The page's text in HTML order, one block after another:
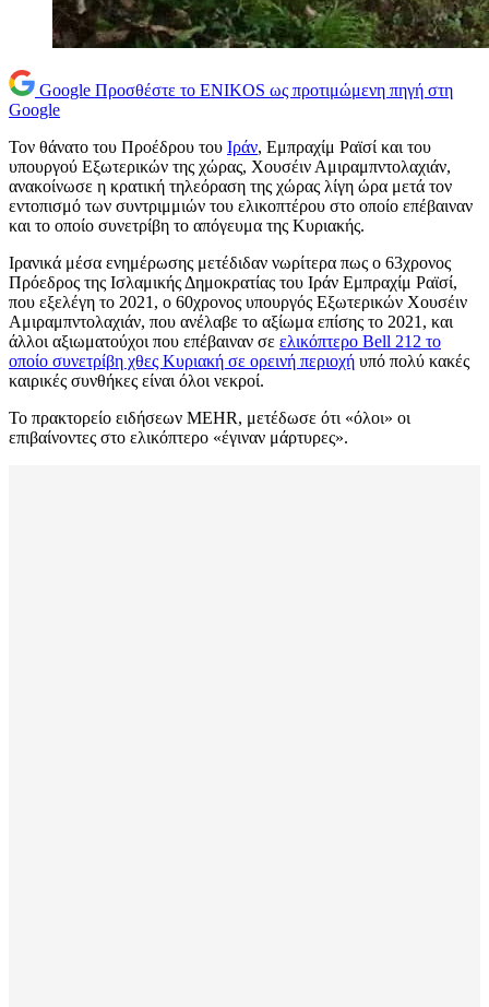
Google Προσθέστε το ENIKOS ως προτιμώμενη πηγή στη
Google
Τον θάνατο του Προέδρου του Ιράν, Εμπραχίμ Ραϊσί και του
υπουργού Εξωτερικών της χώρας, Χουσέιν Αμιραμπντολαχιάν,
ανακοίνωσε η κρατική τηλεόραση της χώρας λίγη ώρα μετά τον
εντοπισμό των συντριμμιών του ελικοπτέρου στο οποίο επέβαιναν
και το οποίο συνετρίβη το απόγευμα της Κυριακής.
Ιρανικά μέσα ενημέρωσης μετέδιδαν νωρίτερα πως ο 63χρονος
Πρόεδρος της Ισλαμικής Δημοκρατίας του Ιράν Εμπραχίμ Ραϊσί,
που εξελέγη το 2021, ο 60χρονος υπουργός Εξωτερικών Χουσέιν
Αμιραμπντολαχιάν, που ανέλαβε το αξίωμα επίσης το 2021, και
άλλοι αξιωματούχοι που επέβαιναν σε ελικόπτερο Bell 212 το
οποίο συνετρίβη χθες Κυριακή σε ορεινή περιοχή υπό πολύ κακές
καιρικές συνθήκες είναι όλοι νεκροί.
Το πρακτορείο ειδήσεων MEHR, μετέδωσε ότι «όλοι» οι
επιβαίνοντες στο ελικόπτερο «έγιναν μάρτυρες».